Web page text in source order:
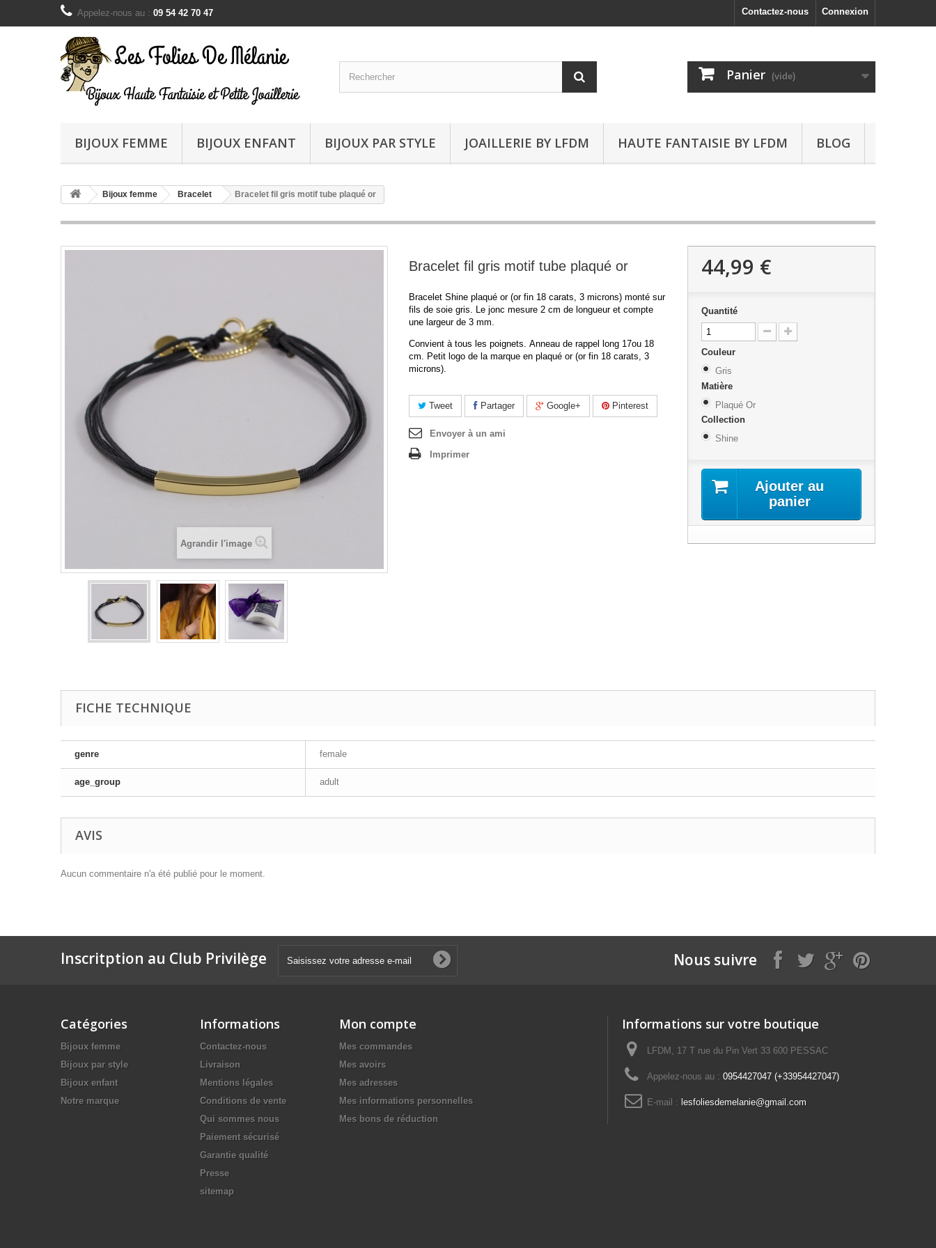
Connexion
Contactez-nous
Appelez-nous au : 09 54 42 70 47
Panier (vide)
BIJOUX FEMME BIJOUX ENFANT BIJOUX PAR STYLE JOAILLERIE BY LFDM HAUTE FANTAISIE BY LFDM BLOG
Bijoux femme Bracelet Bracelet fil gris motif tube plaqué or
Agrandir l'image
Bracelet fil gris motif tube plaqué or
Bracelet Shine plaqué or (or fin 18 carats, 3 microns) monté sur
fils de soie gris. Le jonc mesure 2 cm de longueur et compte
une largeur de 3 mm.
Convient à tous les poignets. Anneau de rappel long 17ou 18
cm. Petit logo de la marque en plaqué or (or fin 18 carats, 3
microns).
Tweet Partager Google+ Pinterest
Envoyer à un ami
Imprimer
44,99 €
Quantité
Couleur
Gris
Matière
Plaqué Or
Collection
Shine
Ajouter au
panier
FICHE TECHNIQUE
genre female
age_group adult
AVIS
Aucun commentaire n'a été publié pour le moment.
Inscritption au Club Privilège Nous suivre
Catégories
Bijoux femme
Bijoux par style
Bijoux enfant
Notre marque
Informations
Contactez-nous
Livraison
Mentions légales
Conditions de vente
Qui sommes nous
Paiement sécurisé
Garantie qualité
Presse
sitemap
Mon compte
Mes commandes
Mes avoirs
Mes adresses
Mes informations personnelles
Mes bons de réduction
Informations sur votre boutique
LFDM, 17 T rue du Pin Vert 33 600 PESSAC
Appelez-nous au : 0954427047 (+33954427047)
E-mail : lesfoliesdemelanie@gmail.com